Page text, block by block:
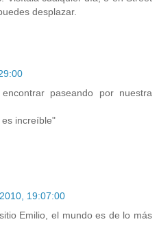
desplazar.
paseando por nuestra
increíble"
19:07:00
Emilio, el mundo es de lo más